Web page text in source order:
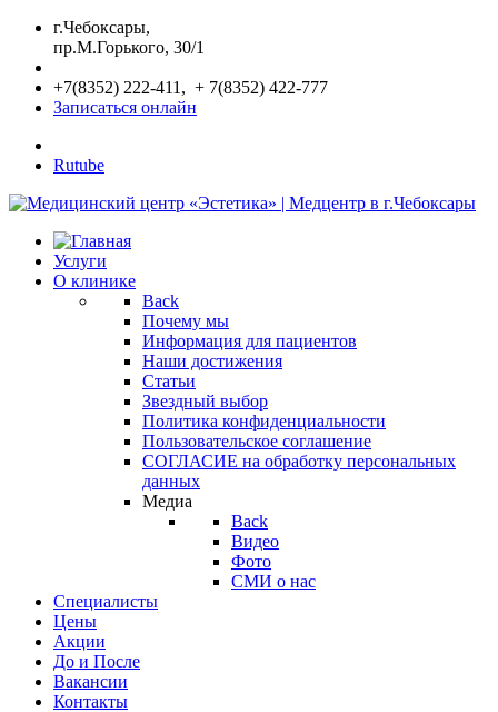
г.Чебоксары,
пр.М.Горького, 30/1
+7(8352) 222-411, + 7(8352) 422-777
Записаться онлайн
Rutube
Услуги
О клинике
Back
Почему мы
Информация для пациентов
Наши достижения
Статьи
Звездный выбор
Политика конфиденциальности
Пользовательское соглашение
СОГЛАСИЕ на обработку персональных
данных
Медиа
Back
Видео
Фото
СМИ о нас
Специалисты
Цены
Акции
До и После
Вакансии
Контакты